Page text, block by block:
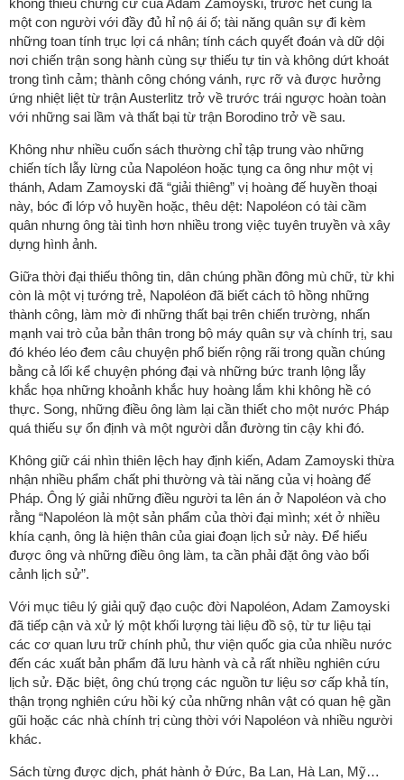
một con người với đầy đủ hỉ nộ ái ố; tài năng quân sự đi kèm
những toan tính trục lợi cá nhân; tính cách quyết đoán và dữ dội
nơi chiến trận song hành cùng sự thiếu tự tin và không dứt khoát
trong tình cảm; thành công chóng vánh, rực rỡ và được hưởng
ứng nhiệt liệt từ trận Austerlitz trở về trước trái ngược hoàn toàn
với những sai lầm và thất bại từ trận Borodino trở về sau.
Không như nhiều cuốn sách thường chỉ tập trung vào những
chiến tích lẫy lừng của Napoléon hoặc tụng ca ông như một vị
thánh, Adam Zamoyski đã “giải thiêng” vị hoàng đế huyền thoại
này, bóc đi lớp vỏ huyền hoặc, thêu dệt: Napoléon có tài cầm
quân nhưng ông tài tình hơn nhiều trong việc tuyên truyền và xây
dựng hình ảnh.
Giữa thời đại thiếu thông tin, dân chúng phần đông mù chữ, từ khi
còn là một vị tướng trẻ, Napoléon đã biết cách tô hồng những
thành công, làm mờ đi những thất bại trên chiến trường, nhấn
mạnh vai trò của bản thân trong bộ máy quân sự và chính trị, sau
đó khéo léo đem câu chuyện phổ biến rộng rãi trong quần chúng
bằng cả lối kể chuyện phóng đại và những bức tranh lộng lẫy
khắc họa những khoảnh khắc huy hoàng lắm khi không hề có
thực. Song, những điều ông làm lại cần thiết cho một nước Pháp
quá thiếu sự ổn định và một người dẫn đường tin cậy khi đó.
Không giữ cái nhìn thiên lệch hay định kiến, Adam Zamoyski thừa
nhận nhiều phẩm chất phi thường và tài năng của vị hoàng đế
Pháp. Ông lý giải những điều người ta lên án ở Napoléon và cho
rằng “Napoléon là một sản phẩm của thời đại mình; xét ở nhiều
khía cạnh, ông là hiện thân của giai đoạn lịch sử này. Để hiểu
được ông và những điều ông làm, ta cần phải đặt ông vào bối
cảnh lịch sử”.
Với mục tiêu lý giải quỹ đạo cuộc đời Napoléon, Adam Zamoyski
đã tiếp cận và xử lý một khối lượng tài liệu đồ sộ, từ tư liệu tại
các cơ quan lưu trữ chính phủ, thư viện quốc gia của nhiều nước
đến các xuất bản phẩm đã lưu hành và cả rất nhiều nghiên cứu
lịch sử. Đặc biệt, ông chú trọng các nguồn tư liệu sơ cấp khả tín,
thận trọng nghiên cứu hồi ký của những nhân vật có quan hệ gần
gũi hoặc các nhà chính trị cùng thời với Napoléon và nhiều người
khác.
Sách từng được dịch, phát hành ở Đức, Ba Lan, Hà Lan, Mỹ…